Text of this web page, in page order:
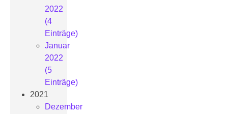
2022
(4
Einträge)
Januar
2022
(5
Einträge)
2021
Dezember